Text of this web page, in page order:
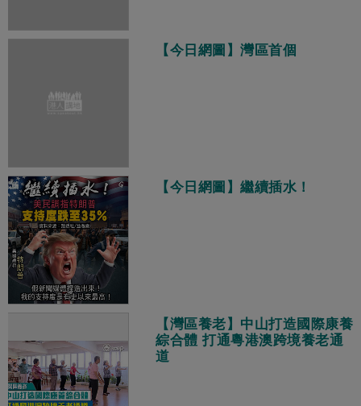
【今日網圖】灣區首個
【今日網圖】繼續插水！
【灣區養老】中山打造國際康養
綜合體 打通粵港澳跨境養老通
道